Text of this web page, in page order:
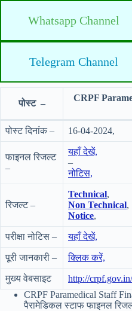
Whatsapp Channel
Telegram Channel
पोस्ट –
CRPF
पोस्ट दिनांक – 16-04-2024,
फाइनल रिजल्ट
–
यहाँ देखें,
–
नोटिस,
रिजल्ट –
Technical,
Non Technical,
Notice,
परीक्षा नोटिस – यहाँ देखें,
पूरी जानकारी – क्लिक करें,
मुख्य वेबसाइट
http://crpf.gov.in/
CRPF Paramedical Staff
पैरामेडिकल स्टाफ फाइनल